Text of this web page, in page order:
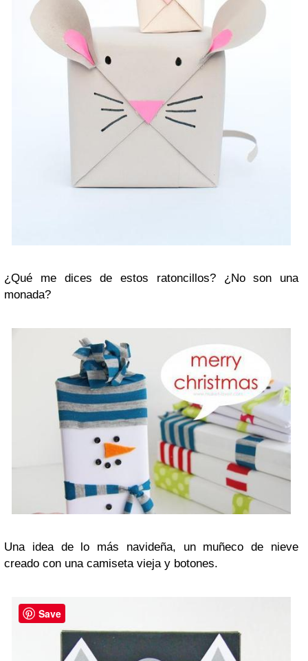
¿Qué me dices de estos ratoncillos? ¿No son una
monada?
Una idea de lo más navideña, un muñeco de nieve
creado con una camiseta vieja y botones.
Save